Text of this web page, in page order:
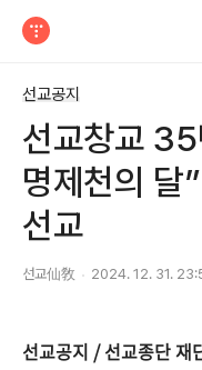
선교공지
선교창교
명제천의 달
선교
선교仙敎 2024. 12. 31.
선교공지 /선교종단 재